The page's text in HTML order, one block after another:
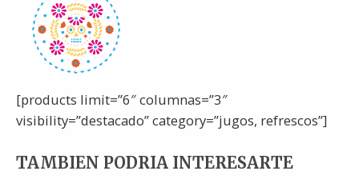
[products limit=”6″ columnas=”3″
visibility=”destacado” category=”jugos, refrescos”]
TAMBIEN PODRIA INTERESARTE